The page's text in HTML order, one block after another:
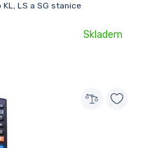
LS a SG stanice
Skladem